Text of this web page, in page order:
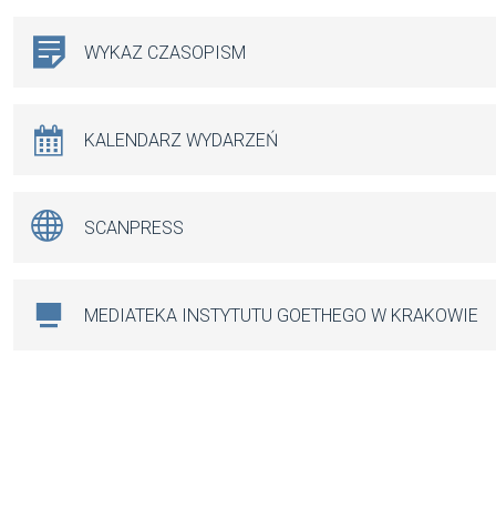
WYKAZ CZASOPISM
KALENDARZ WYDARZEŃ
SCANPRESS
MEDIATEKA INSTYTUTU GOETHEGO W KRAKOWIE